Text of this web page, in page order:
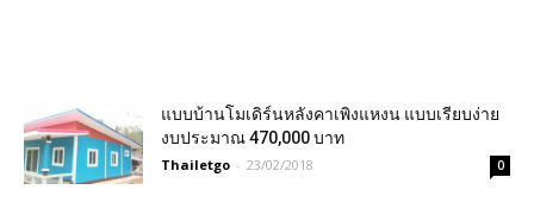
แบบบ้านโมเดิร์นหลังคาเพิงแหงน แบบเรียบง่าย
งบประมาณ 470,000 บาท
Thailetgo - 23/02/2018 0